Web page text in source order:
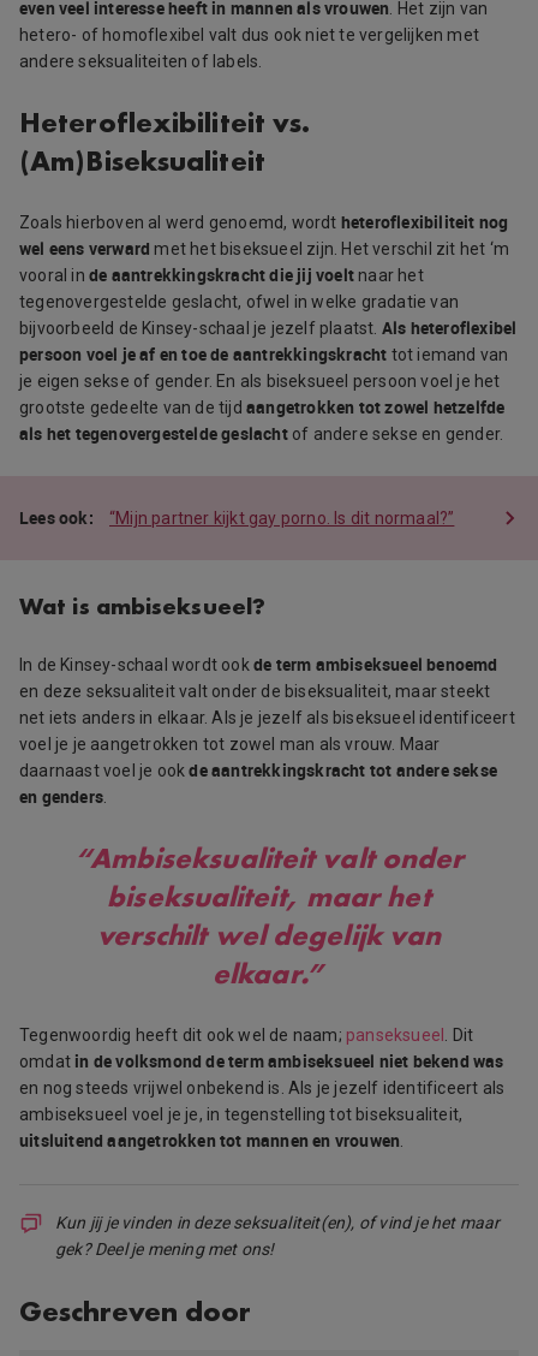
even veel interesse heeft in mannen als vrouwen . Het zijn van
hetero- of homoflexibel valt dus ook niet te vergelijken met
andere seksualiteiten of labels.
Heteroflexibiliteit vs.
(Am)Biseksualiteit
Zoals hierboven al werd genoemd, wordt heteroflexibiliteit nog
wel eens verward met het biseksueel zijn. Het verschil zit het ‘m
vooral inde aantrekkingskracht die jij voelt naar het
tegenovergestelde geslacht, ofwel in welke gradatie van
bijvoorbeeld de Kinsey-schaal je jezelf plaatst. Als heteroflexibel
persoon voel je af en toe de aantrekkingskracht tot iemand van
je eigen sekse of gender. En als biseksueel persoon voel je het
grootste gedeelte van de tijd aangetrokken tot zowel hetzelfde
als het tegenovergestelde geslachtof andere sekse en gender.
“Mijn partner kijkt gay porno. Is dit normaal?”
Wat is ambiseksueel?
In de Kinsey-schaal wordt ook de term ambiseksueel benoemd
en deze seksualiteit valt onder de biseksualiteit, maar steekt
net iets anders in elkaar. Als je jezelf als biseksueel identificeert
voel je je aangetrokken tot zowel man als vrouw. Maar
daarnaast voel je ookde aantrekkingskracht tot andere sekse
en genders
“Ambiseksualiteit valt onder
biseksualiteit, maar het
verschilt wel degelijk van
elkaar.”
Tegenwoordig heeft dit ook wel de naam; panseksueel
. Dit
omdat in de volksmond de term ambiseksueel niet bekend was
en nog steeds vrijwel onbekend is. Als je jezelf identificeert als
ambiseksueel voel je je, in tegenstelling tot biseksualiteit,
uitsluitend aangetrokken tot mannen en vrouwen
Kun jij je vinden in deze seksualiteit(en), of vind je het maar
gek? Deel je mening met ons!
Geschreven door